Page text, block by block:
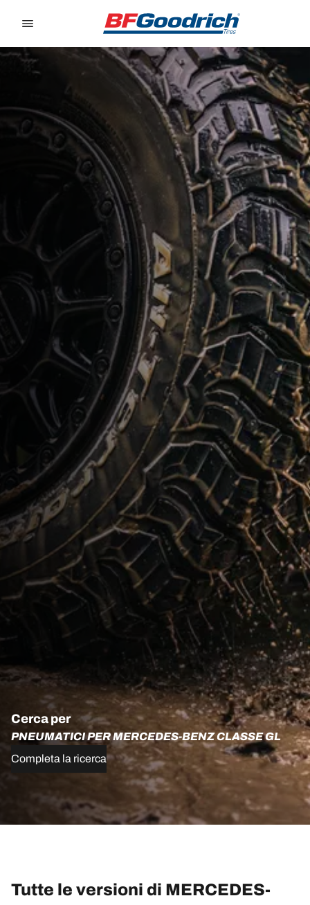
Cerca per
PNEUMATICI PER MERCEDES-BENZ CLASSE GL
Completa la ricerca
Tutte le versioni di MERCEDES-